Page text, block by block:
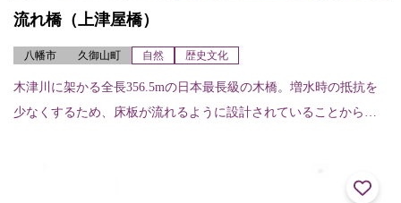
流れ橋（上津屋橋）
八幡市 久御山町 自然 歴史文化
木津川に架かる全長356.5mの日本最長級の木橋。増水時の抵抗を
少なくするため、床板が流れるように設計されていることから